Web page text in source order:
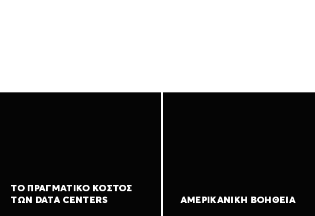
ΤΟ ΠΡΑΓΜΑΤΙΚΌ ΚΌΣΤΟΣ
ΤΩΝ DATA CENTERS
ΑΜΕΡΙΚΑΝΙΚΉ ΒΟΉΘΕΙΑ